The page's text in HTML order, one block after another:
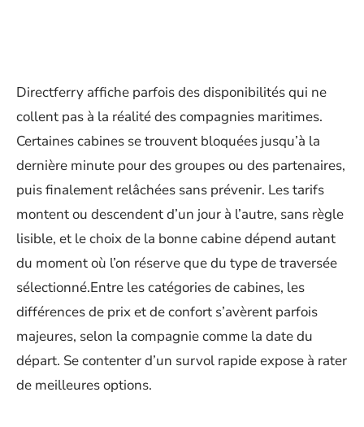
Directferry affiche parfois des disponibilités qui ne
collent pas à la réalité des compagnies maritimes.
Certaines cabines se trouvent bloquées jusqu’à la
dernière minute pour des groupes ou des partenaires,
puis finalement relâchées sans prévenir. Les tarifs
montent ou descendent d’un jour à l’autre, sans règle
lisible, et le choix de la bonne cabine dépend autant
du moment où l’on réserve que du type de traversée
sélectionné.Entre les catégories de cabines, les
différences de prix et de confort s’avèrent parfois
majeures, selon la compagnie comme la date du
départ. Se contenter d’un survol rapide expose à rater
de meilleures options.